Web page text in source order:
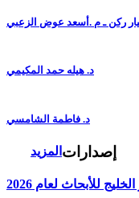
ركن ـ م .أسعد عوض الزعبي
د. هيله حمد المكيمي
د. فاطمة الشامسي
المزيد إصدارات
للأبحاث لعام 2026